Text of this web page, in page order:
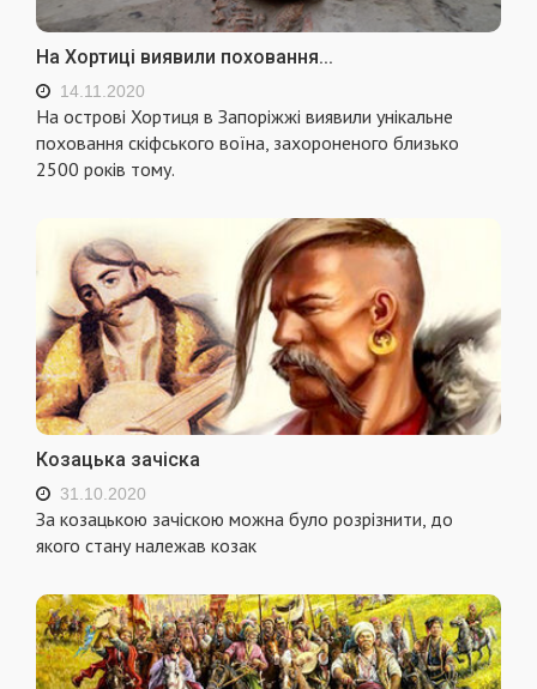
На Хортиці виявили поховання...
14.11.2020
На острові Хортиця в Запоріжжі виявили унікальне
поховання скіфського воїна, захороненого близько
2500 років тому.
Козацька зачіска
31.10.2020
За козацькою зачіскою можна було розрізнити, до
якого стану належав козак